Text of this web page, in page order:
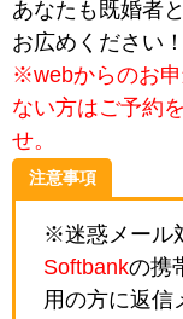
あなたも既婚者
お広めください！
※webからのお
ない方はご予約
せ。
注意事項
※迷惑メール
Softbankの携
用の方に返信